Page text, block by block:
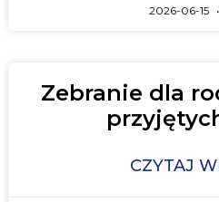
2026-06-15
Zebranie dla
CZYTAJ